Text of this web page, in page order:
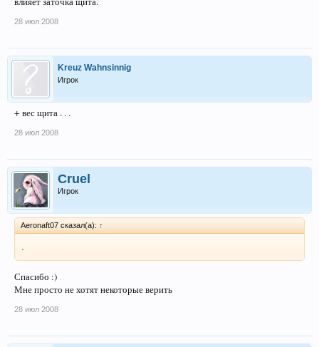
28 июл 2008
Kreuz Wahnsinnig
Игрок
+ вес щита . . .
28 июл 2008
Cruel
Игрок
Aeronaft07 сказал(а): ↑
.
Спасибо :)
Мне просто не хотят некоторые верить
28 июл 2008